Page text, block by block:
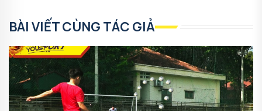
BÀI VIẾT CÙNG TÁC GIẢ